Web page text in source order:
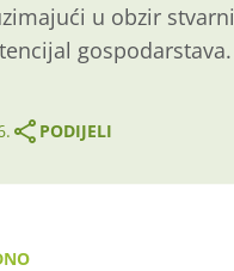
u obzir stvarni
gospodarstava.
PODIJELI